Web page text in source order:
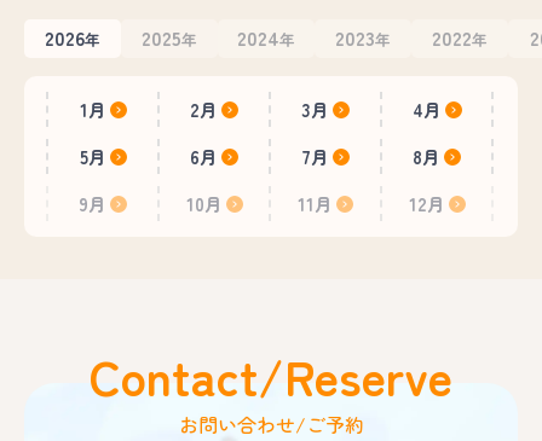
2026年 2025年 2024年 2023年 2022年
1月 2月 3月
4月
5月
6月 7月
8月
9月
10月 11月 12月
Contact/Reserve
お問い合わせ/ご予約